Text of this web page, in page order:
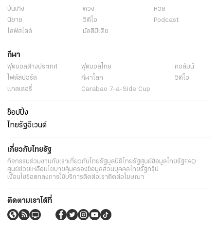
บันเทิง
ดวง
หวย
นิยาย
วิดีโอ
Podcast
ไลฟ์สไตล์
มัลติมีเดีย
กีฬา
ฟุตบอลต่่างประเทศ ฟุตบอลไทย
คอลัมน์
ไฟต์สปอร์ต
กีฬาโลก
วิดีโอ
แกลเลอรี่
Carabao 7-a-Side Cup
ช็อปปิ้ง
ไทยรัฐอีเวนต์
เกี่ยวกับไทยรัฐ
กิจกรรมร่วมงานกับเราเกี่ยวกับไทยรัฐมูลนิธิไทยรัฐศูนย์ข้อมูลไทยรัฐ FAQ
ศูนย์ช่วยเหลือนโยบายคุ้มครองข้อมูลส่วนบุคคลไทยรัฐกรุ๊ป
เงื่อนไขข้อตกลงการใช้บริการติดต่อเราติดต่อโฆษณา
ติดตามเราได้ที่